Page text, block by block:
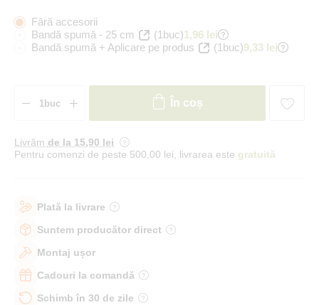
Fără accesorii
Bandă spumă - 25 cm
(1buc)1,96 lei
Bandă spumă + Aplicare pe produs
(1buc)9,33 lei
În coș
Livrăm de la 15,90 lei
Pentru comenzi de peste 500,00 lei, livrarea este gratuită
Plată la livrare
Suntem producător direct
Montaj ușor
Cadouri la comandă
Schimb în 30 de zile